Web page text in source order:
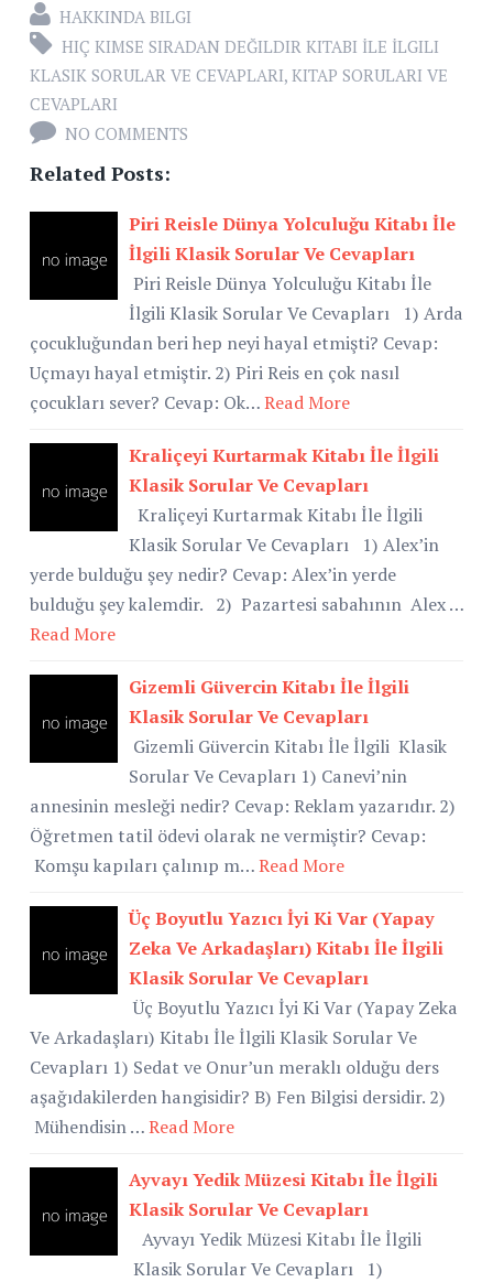
HAKKINDA BILGI
HIÇ KIMSE SIRADAN DEĞILDIR KITABI İLE İLGILI
KLASIK SORULAR VE CEVAPLARI, KITAP SORULARI VE
CEVAPLARI
NO COMMENTS
Related Posts:
Piri Reisle Dünya Yolculuğu Kitabı İle
İlgili Klasik Sorular Ve Cevapları
Piri Reisle Dünya Yolculuğu Kitabı İle
İlgili Klasik Sorular Ve Cevapları 1) Arda
çocukluğundan beri hep neyi hayal etmişti? Cevap:
Uçmayı hayal etmiştir. 2) Piri Reis en çok nasıl
çocukları sever? Cevap: Ok…Read More
Kraliçeyi Kurtarmak Kitabı İle İlgili
Klasik Sorular Ve Cevapları
Kraliçeyi Kurtarmak Kitabı İle İlgili
Klasik Sorular Ve Cevapları 1) Alex’in
yerde bulduğu şey nedir? Cevap: Alex’in yerde
bulduğu şey kalemdir. 2) Pazartesi sabahının Alex …
Read More
Gizemli Güvercin Kitabı İle İlgili
Klasik Sorular Ve Cevapları
Gizemli Güvercin Kitabı İle İlgili Klasik
Sorular Ve Cevapları 1) Canevi’nin
annesinin mesleği nedir? Cevap: Reklam yazarıdır. 2)
Öğretmen tatil ödevi olarak ne vermiştir? Cevap:
Komşu kapıları çalınıp m…Read More
Üç Boyutlu Yazıcı İyi Ki Var (Yapay
Zeka Ve Arkadaşları) Kitabı İle İlgili
Klasik Sorular Ve Cevapları
Üç Boyutlu Yazıcı İyi Ki Var (Yapay Zeka
Ve Arkadaşları) Kitabı İle İlgili Klasik Sorular Ve
Cevapları 1) Sedat ve Onur’un meraklı olduğu ders
aşağıdakilerden hangisidir? B) Fen Bilgisi dersidir. 2)
Mühendisin …Read More
Ayvayı Yedik Müzesi Kitabı İle İlgili
Klasik Sorular Ve Cevapları
Ayvayı Yedik Müzesi Kitabı İle İlgili
Klasik Sorular Ve Cevapları 1)